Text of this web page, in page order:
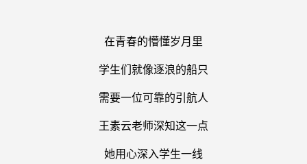
在青春的懵懂岁月里
学生们就像逐浪的船只
需要一位可靠的引航人
王素云老师深知这一点
她用心深入学生一线